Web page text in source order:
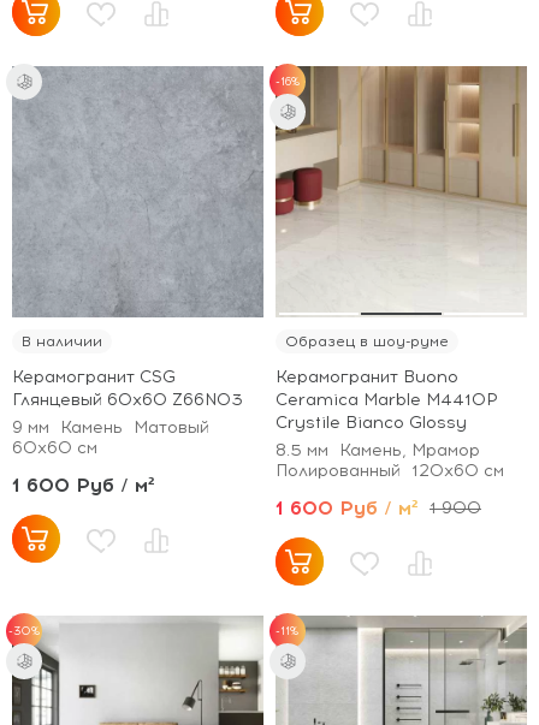
В наличии
Керамогранит CSG
Глянцевый 60x60 Z66N03
9 мм
Камень
Матовый
60x60 см
1 600 Руб / м²
-16%
Образец в шоу-руме
Керамогранит Buono
Ceramica Marble M4410P
Crystile Bianco Glossy
8.5 мм
Камень, Мрамор
Полированный
120x60 см
1 600 Руб / м² 1 900
-30% -11%